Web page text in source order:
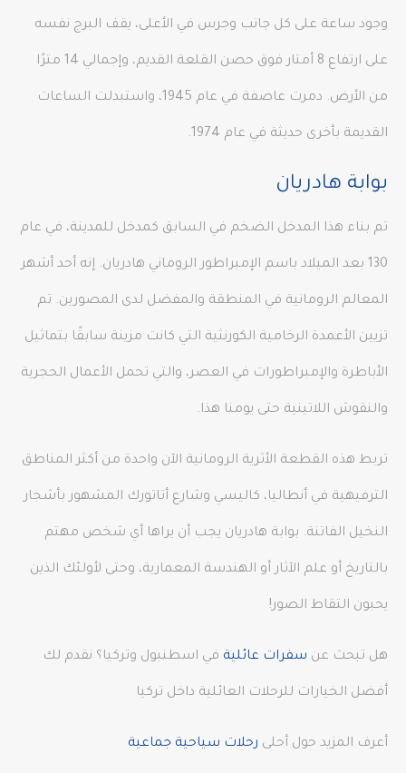
وجود ساعة على كل جانب وجرس في الأعلى، يقف البرج نفسه
على ارتفاع 8 أمتار فوق حصن القلعة القديم، وإجمالي 14 مترًا
من الأرض. دمرت عاصفة في عام 1945، واستبدلت الساعات
القديمة بأخرى حديثة في عام 1974.
بوابة هادريان
تم بناء هذا المدخل الضخم في السابق كمدخل للمدينة، في عام
130 بعد الميلاد باسم الإمبراطور الروماني هادريان. إنه أحد أشهر
المعالم الرومانية في المنطقة والمفضل لدى المصورين. تم
تزيين الأعمدة الرخامية الكورنثية التي كانت مزينة سابقًا بتماثيل
الأباطرة والإمبراطورات في العصر، والتي تحمل الأعمال الحجرية
والنقوش اللاتينية حتى يومنا هذا.
تربط هذه القطعة الأثرية الرومانية الآن واحدة من أكثر المناطق
الترفيهية في أنطاليا، كاليسي وشارع أتاتورك المشهور بأشجار
النخيل الفاتنة. بوابة هادريان يجب أن يراها أي شخص مهتم
بالتاريخ أو علم الآثار أو الهندسة المعمارية، وحتى لأولئك الذين
يحبون التقاط الصور!
هل تبحث عن سفرات عائلية في اسطنبول وتركيا؟ نقدم لك
أفضل الخيارات للرحلات العائلية داخل تركيا
أعرف المزيد حول أحلى رحلات سياحية جماعية